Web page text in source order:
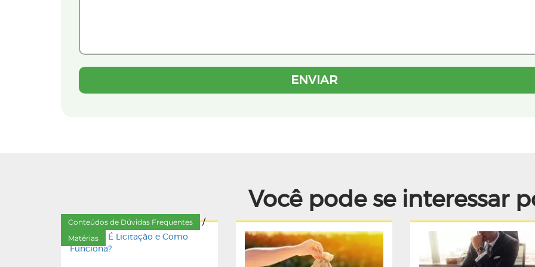
Você pode se interessar
Conteúdos de Dúvidas Frequentes /
Matérias